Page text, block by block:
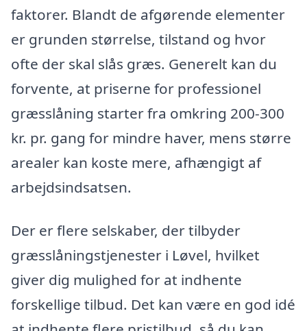
faktorer. Blandt de afgørende elementer
er grunden størrelse, tilstand og hvor
ofte der skal slås græs. Generelt kan du
forvente, at priserne for professionel
græsslåning starter fra omkring 200-300
kr. pr. gang for mindre haver, mens større
arealer kan koste mere, afhængigt af
arbejdsindsatsen.
Der er flere selskaber, der tilbyder
græsslåningstjenester i Løvel, hvilket
giver dig mulighed for at indhente
forskellige tilbud. Det kan være en god idé